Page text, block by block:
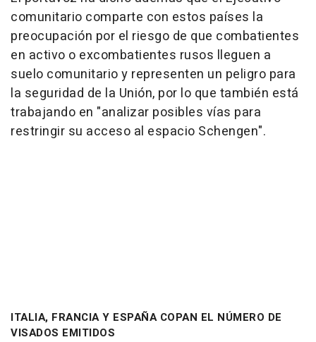
comunitario comparte con estos países la
preocupación por el riesgo de que combatientes
en activo o excombatientes rusos lleguen a
suelo comunitario y representen un peligro para
la seguridad de la Unión, por lo que también está
trabajando en "analizar posibles vías para
restringir su acceso al espacio Schengen".
ITALIA, FRANCIA Y ESPAÑA COPAN EL NÚMERO DE
VISADOS EMITIDOS